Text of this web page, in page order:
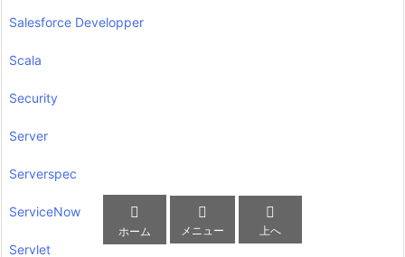
Salesforce Developper
Scala
Security
Server
Serverspec
ServiceNow
Servlet

ホーム

メニュー

上へ